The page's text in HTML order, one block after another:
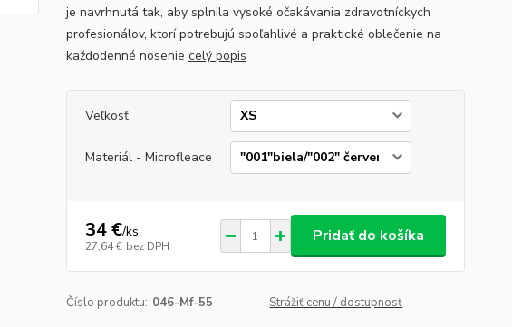
je navrhnutá tak, aby splnila vysoké očakávania zdravotníckych
profesionálov, ktorí potrebujú spoľahlivé a praktické oblečenie na
každodenné nosenie celý popis
Veľkosť
Materiál - Microfleace
34 €/ks
27,64 € bez DPH
Pridať do košíka
Číslo produktu: 046-Mf-55 Strážiť cenu / dostupnosť